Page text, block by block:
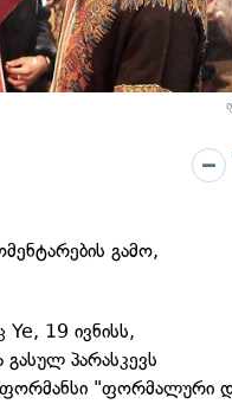
გამო,
19 ივნისს,
პარასკევს
"ფორმალური